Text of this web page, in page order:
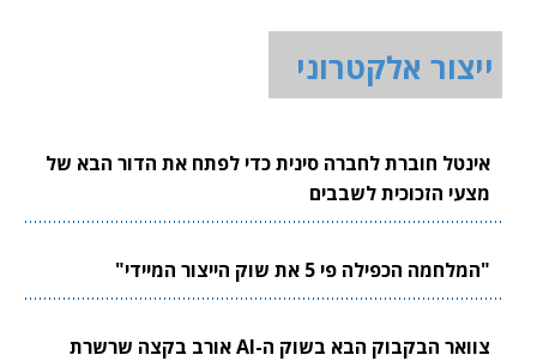
ייצור אלקטרוני
אינטל חוברת לחברה סינית כדי לפתח את הדור הבא של
מצעי הזכוכית לשבבים
"המלחמה הכפילה פי 5 את שוק הייצור המיידי"
צוואר הבקבוק הבא בשוק ה-AI אורב בקצה שרשרת